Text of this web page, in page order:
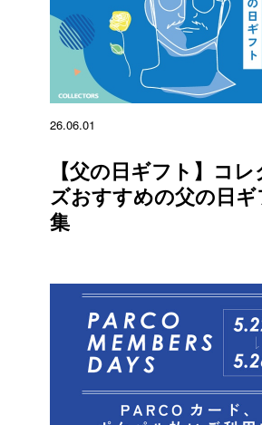
26.06.01
【父の日ギフト】コ
ズおすすめの父の日
集